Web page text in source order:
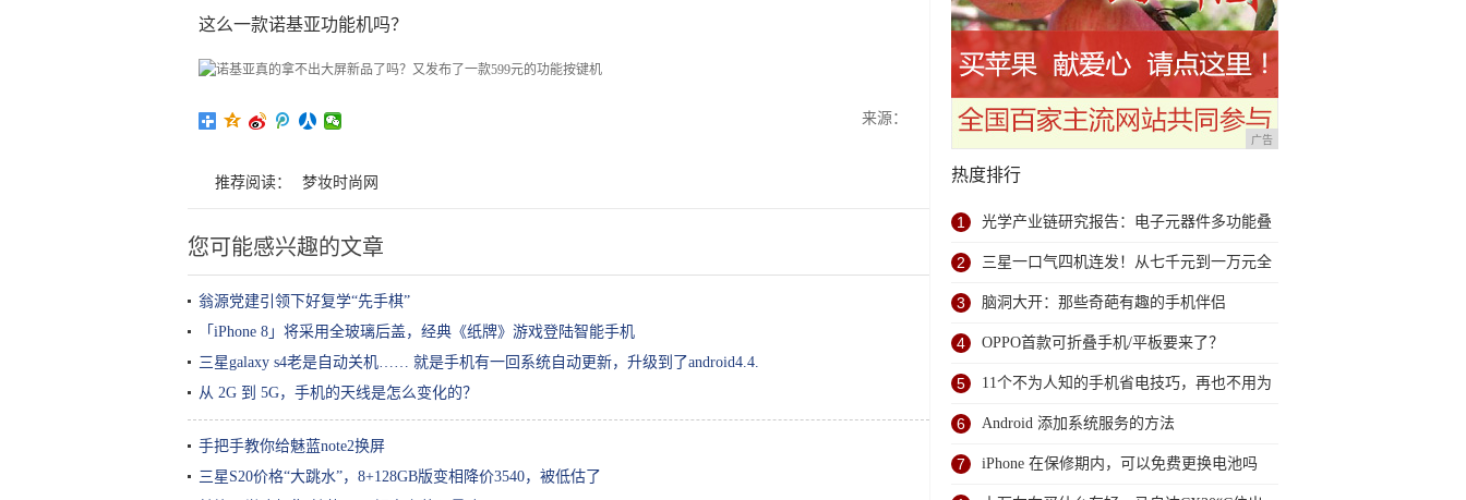
这么一款诺基亚功能机吗？
来源：
推荐阅读： 梦妆时尚网
您可能感兴趣的文章
翁源党建引领下好复学“先手棋”
「iPhone 8」将采用全玻璃后盖，经典《纸牌》游戏登陆智能手机
三星galaxy s4老是自动关机…… 就是手机有一回系统自动更新，升级到了android4.4.
从 2G 到 5G，手机的天线是怎么变化的？
手把手教你给魅蓝note2换屏
三星S20价格“大跳水”，8+128GB版变相降价3540，被低估了
广告
热度排行
1 光学产业链研究报告：电子元器件多功能叠
加多场景 光学赛道优且长
2 三星一口气四机连发！从七千元到一万元全
都有，买不买？
3 脑洞大开：那些奇葩有趣的手机伴侣
4 OPPO首款可折叠手机/平板要来了？
5 11个不为人知的手机省电技巧，再也不用为
没电背锅了
6 Android 添加系统服务的方法
7 iPhone 在保修期内，可以免费更换电池吗